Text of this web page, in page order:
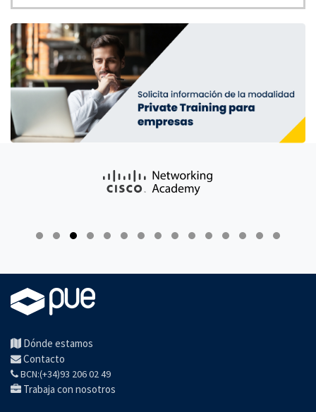
Dónde estamos
Contacto
BCN:(+34)93 206 02 49
Trabaja con nosotros